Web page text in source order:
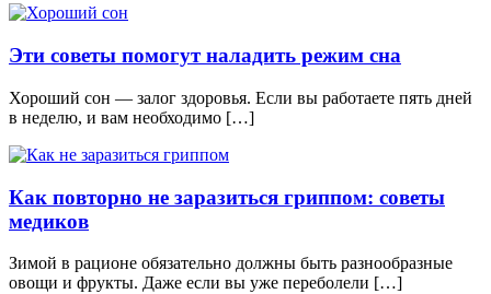
Эти советы помогут наладить режим сна
Хороший сон — залог здоровья. Если вы работаете пять дней
в неделю, и вам необходимо […]
Как повторно не заразиться гриппом: советы
медиков
Зимой в рационе обязательно должны быть разнообразные
овощи и фрукты. Даже если вы уже переболели […]